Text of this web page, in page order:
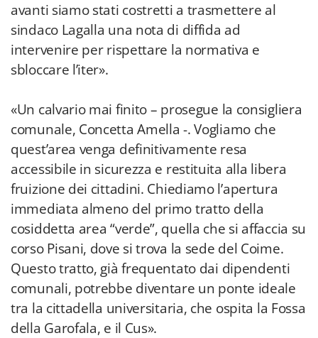
avanti siamo stati costretti a trasmettere al
sindaco Lagalla una nota di diffida ad
intervenire per rispettare la normativa e
sbloccare l’iter».
«Un calvario mai finito – prosegue la consigliera
comunale, Concetta Amella -. Vogliamo che
quest’area venga definitivamente resa
accessibile in sicurezza e restituita alla libera
fruizione dei cittadini. Chiediamo l’apertura
immediata almeno del primo tratto della
cosiddetta area “verde”, quella che si affaccia su
corso Pisani, dove si trova la sede del Coime.
Questo tratto, già frequentato dai dipendenti
comunali, potrebbe diventare un ponte ideale
tra la cittadella universitaria, che ospita la Fossa
della Garofala, e il Cus».